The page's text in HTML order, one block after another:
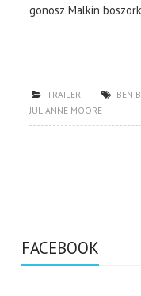
gonosz Malkin
TRAILER BEN
JULIANNE MOORE
FACEBOOK